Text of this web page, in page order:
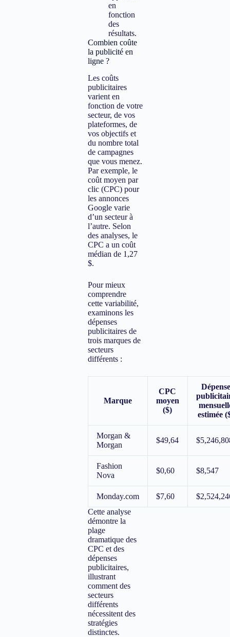
en
fonction
des
résultats.
Combien coûte
la publicité en
ligne ?
Les coûts
publicitaires
varient en
fonction de votre
secteur, de vos
plateformes, de
vos objectifs et
du nombre total
de campagnes
que vous menez.
Par exemple, le
coût moyen par
clic (CPC) pour
les annonces
Google varie
d’un secteur à
l’autre. Selon
des analyses, le
CPC a un coût
médian de 1,27
$.
Pour mieux
comprendre
cette variabilité,
examinons les
dépenses
publicitaires de
trois marques de
secteurs
différents :
Marque
CPC
moyen
($)
Dépense
estimée
Morgan &
Morgan
$49,64
Fashion
Nova
$0,60 $8,547
Monday.com $7,60
Cette analyse
démontre la
plage
dramatique des
CPC et des
dépenses
publicitaires,
illustrant
comment des
secteurs
différents
nécessitent des
stratégies
distinctes.